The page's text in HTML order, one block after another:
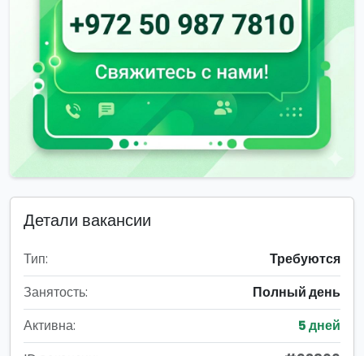
Детали вакансии
Тип:
Требуются
Занятость:
Полный день
Активна:
5 дней